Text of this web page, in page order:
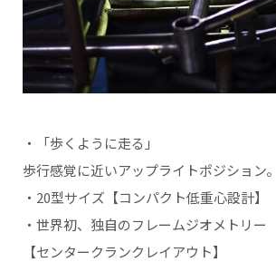
・「歩くように走る」
歩行感覚に近いアップライトポジション。
・20型サイズ【コンパクト低重心設計】
・世界初、独自のフレームジオメトリー
【センタークランクレイアウト】